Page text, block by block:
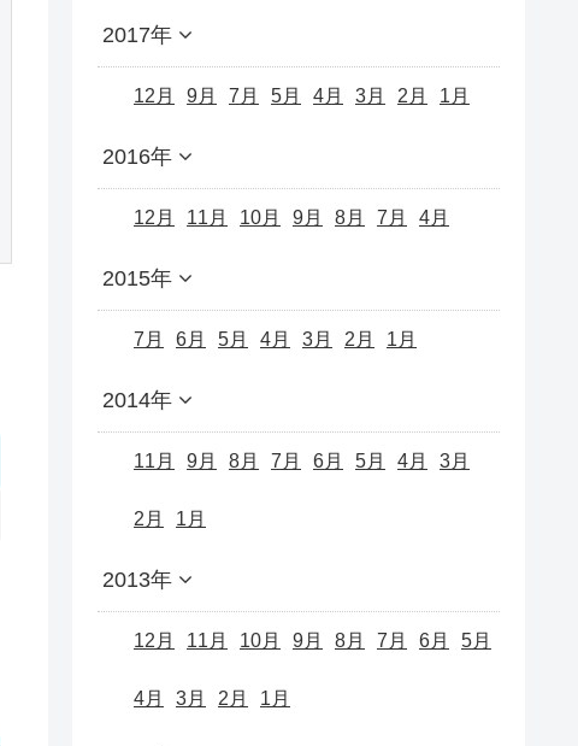
2017年
12月 9月 7月 5月 4月 3月 2月 1月
2016年
12月 11月 10月 9月 8月 7月 4月
2015年
7月 6月 5月 4月 3月 2月 1月
2014年
11月 9月 8月 7月 6月 5月 4月 3月
2月 1月
2013年
12月 11月 10月 9月 8月 7月 6月 5月
4月 3月 2月 1月